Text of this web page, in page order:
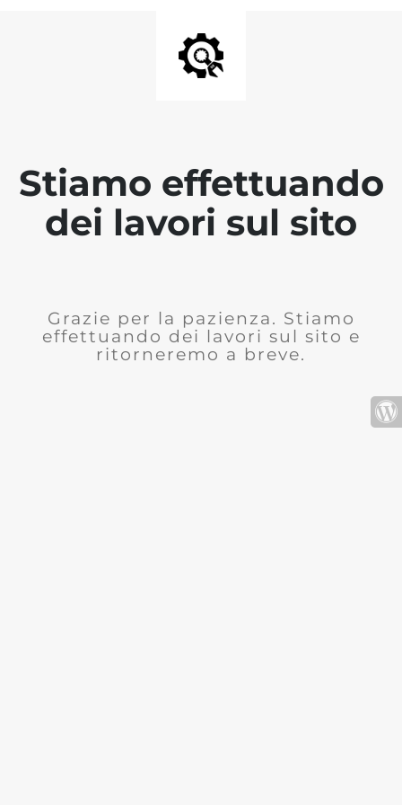
Stiamo effettuando
dei lavori sul sito
Grazie per la pazienza. Stiamo
effettuando dei lavori sul sito e
ritorneremo a breve.